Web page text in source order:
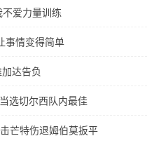
爱力量训练
事情变得简单
达告负
选切尔西队内最佳
芒特伤退姆伯莫扳平